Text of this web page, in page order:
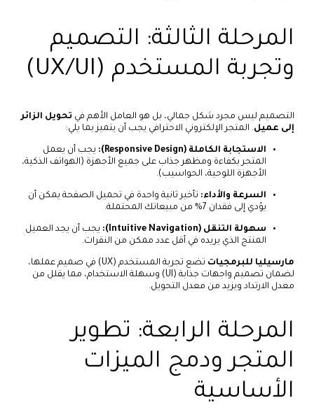
المرحلة الثالثة: التصميم
وتجربة المستخدم (UX/UI)
التصميم ليس مجرد شكل جمالي، بل هو العامل الأهم في تحويل الزائر
إلى عميل. المتجر الإلكتروني الاحترافي يجب أن يتميز بما يلي:
الاستجابة الكاملة (Responsive Design):
يجب أن يعمل
المتجر بكفاءة ومظهر جذاب على جميع الأجهزة (الهواتف الذكية،
الأجهزة اللوحية، الحواسيب).
السرعة والأداء: تأخير ثانية واحدة في تحميل الصفحة يمكن أن
يؤدي إلى فقدان 7% من مبيعاتك المحتملة.
سهولة التنقل (Intuitive Navigation):
يجب أن يجد العميل
المنتج الذي يريده في أقل عدد ممكن من النقرات.
مارسيليا للبرمجيات
تضع تجربة المستخدم (UX) في صميم عملها،
لضمان تصميم واجهات جذابة (UI) وسهلة الاستخدام، مما يقلل من
معدل الارتداد ويزيد من معدل التحويل.
المرحلة الرابعة: تطوير
المتجر ودمج الميزات
الأساسية